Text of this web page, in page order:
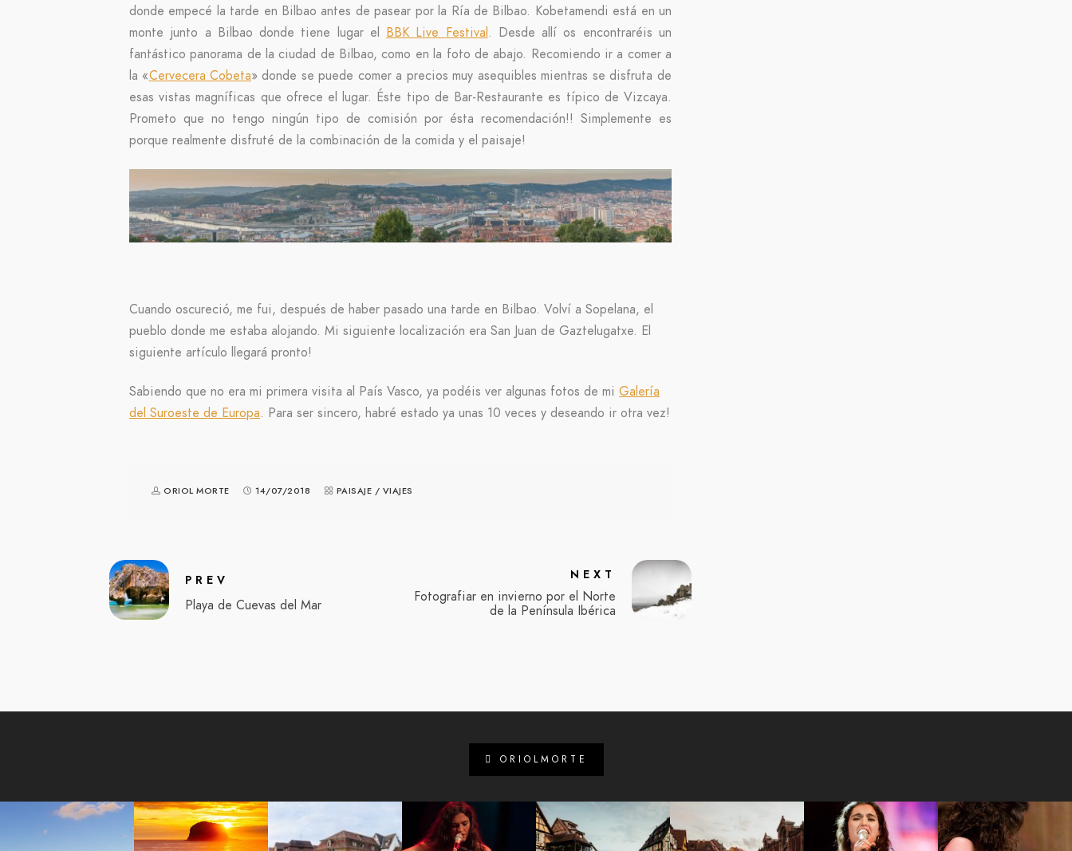
donde empecé la tarde en Bilbao antes de pasear por la Ría de Bilbao. Kobetamendi está en un
monte junto a Bilbao donde tiene lugar elBBK Live Festival. Desde allí os encontraréis un
fantástico panorama de la ciudad de Bilbao, como en la foto de abajo. Recomiendo ir a comer a
la «Cervecera Cobeta» donde se puede comer a precios muy asequibles mientras se disfruta de
esas vistas magníficas que ofrece el lugar. Éste tipo de Bar-Restaurante es típico de Vizcaya.
Prometo que no tengo ningún tipo de comisión por ésta recomendación!! Simplemente es
porque realmente disfruté de la combinación de la comida y el paisaje!
Cuando oscureció, me fui, después de haber pasado una tarde en Bilbao. Volví a Sopelana, el
pueblo donde me estaba alojando. Mi siguiente localización era San Juan de Gaztelugatxe. El
siguiente artículo llegará pronto!
Sabiendo que no era mi primera visita al País Vasco, ya podéis ver algunas fotos de mi Galería
del Suroeste de Europa. Para ser sincero, habré estado ya unas 10 veces y deseando ir otra vez!
ORIOL MORTE 14/07/2018 PAISAJE / VIAJES
PREV
Playa de Cuevas del Mar
NEXT
Fotografiar en invierno por el Norte
de la Península Ibérica
ORIOLMORTE